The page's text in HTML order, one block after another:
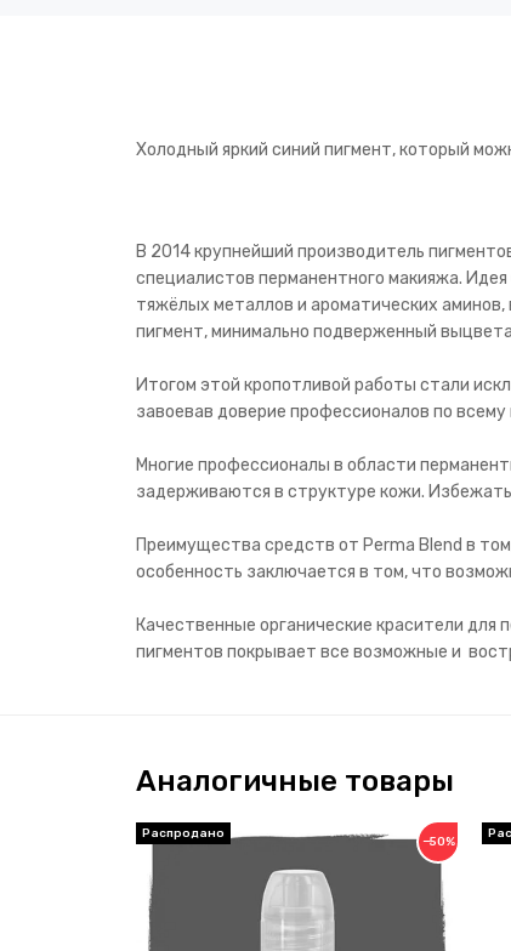
Холодный яркий синий пигмент, который
В 2014 крупнейший производитель
специалистов перманентного макияжа.
тяжёлых металлов и ароматических
пигмент, минимально подверженный
Итогом этой кропотливой работы стали
завоевав доверие профессионалов по
Многие профессионалы в области
задерживаются в структуре кожи.
Преимущества средств от Perma Blend в
особенность заключается в том, что
Качественные органические красители для
пигментов покрывает все возможные и
Аналогичные товары
−50%